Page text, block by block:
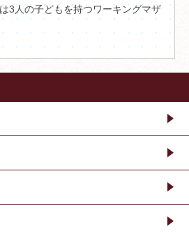
は3人の子どもを持つワーキングマザ